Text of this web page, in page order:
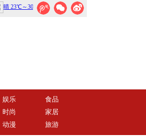
娱乐
食品
时尚
家居
动漫 旅游